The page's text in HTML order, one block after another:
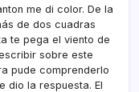
me di color. De la
de dos cuadras
te pega el viento de
sobre este
pude comprenderlo
dio la respuesta. El